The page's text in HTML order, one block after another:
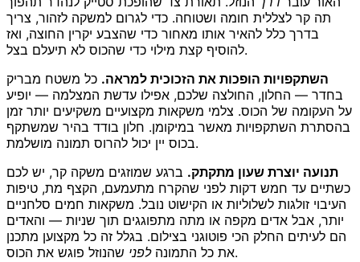
תה קר לצללית חומה ושטוחה. כדי לגרום למשקה לזהור, צריך
בדרך כלל להאיר אותו מאחור כדי שהצבע יקרין החוצה, ואז
להוסיף קצת מילוי כדי שהכוס לא תיעלם בצל.
השתקפויות הופכות את הזכוכית למראה. כל משטח מבריק
בחדר — החלון, החולצה שלכם, אפילו עדשת המצלמה — יופיע
על העקומה של הכוס. צלמי משקאות מקצועיים משקיעים יותר זמן
בהסתרת השתקפויות מאשר במיקומן. חלון בודד בהיר שמשתקף
בכוס יין יכול להרוס תמונה מושלמת.
תנועה יוצרת שעון מתקתק. ברגע שמוזגים משקה קר, יש לכם
כשתיים עד חמש דקות לפני שהקרח מתעמעם, הקצף מת, טיפות
העיבוי זולגות לשלוליות או הקישוט נובל. משקאות חמים סלחניים
יותר, אבל אדים מקפה או מתה מתפוגגים תוך שניות — והאדים
הם לעיתים החלק הכי פוטוגני בצילום. בגלל זה כל מקצוען מתכנן
את כל התמונהלפני
שהנוזל פוגש את הכוס.